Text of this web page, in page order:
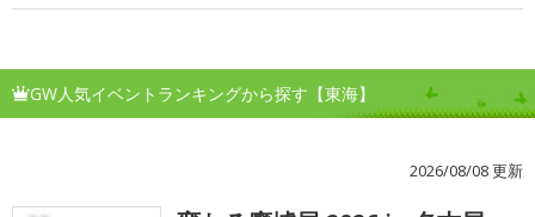
GW人気イベントランキングから探す【東海】
2026/08/08 更新